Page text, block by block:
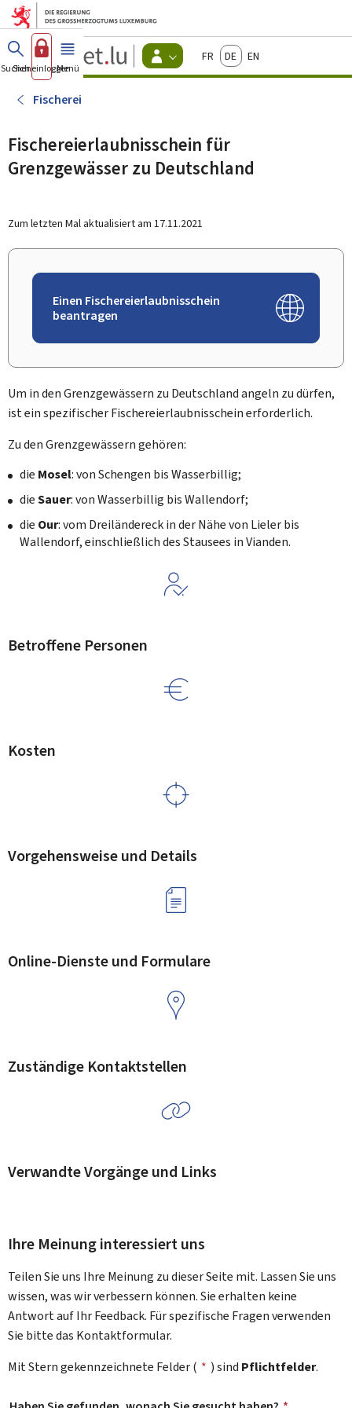
Zum Hauptmenü
Zum Inhalt
Guichet.lu
Changer
d'espace
actif
FrançaisDeutschEnglish
Suchen
Sich einloggen
Menü Haupt-
Fischerei
Fischereierlaubnisschein für
Grenzgewässer zu Deutschland
Zum letzten Mal aktualisiert am 17.11.2021
Einen Fischereierlaubnisschein
beantragen
Um in den Grenzgewässern zu Deutschland angeln zu dürfen,
ist ein spezifischer Fischereierlaubnisschein erforderlich.
Zu den Grenzgewässern gehören:
die Mosel: von Schengen bis Wasserbillig;
dieSauer: von Wasserbillig bis Wallendorf;
die Our: vom Dreiländereck in der Nähe von Lieler bis
Wallendorf, einschließlich des Stausees in Vianden.
Betroffene Personen
Kosten
Vorgehensweise und Details
Online-Dienste und Formulare
Zuständige Kontaktstellen
Verwandte Vorgänge und Links
Ihre Meinung interessiert uns
Teilen Sie uns Ihre Meinung zu dieser Seite mit. Lassen Sie uns
wissen, was wir verbessern können. Sie erhalten keine
Antwort auf Ihr Feedback. Für spezifische Fragen verwenden
Sie bitte das Kontaktformular.
Mit Stern gekennzeichnete Felder ( * ) sind Pflichtfelder.